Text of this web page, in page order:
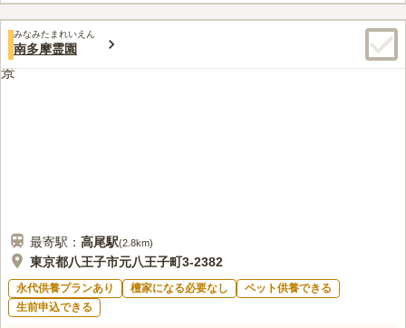
しあるけれど、八王子駅まで戻っればいくらでもあります。
みなみたまれいえん
南多摩霊園
最寄駅： 高尾駅(2.8km)
東京都八王子市元八王子町3-2382
永代供養プランあり 檀家になる必要なし
ペット供養できる
生前申込できる